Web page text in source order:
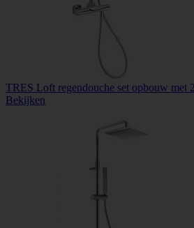
TRES Loft regendouche set opbouw met
Bekijken